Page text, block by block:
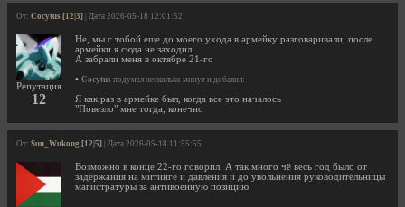
От: Cocytus [12|3] | Дата 2026-05-18 12:01:52
Репутация
12
Не, мы с тобой еще до моего ухода в армейку разговаривали, после
армейки я сюда не заходил
А забрали меня в октябре 21-го
• Cocytus подумал несколько минут и добавил:
Я как раз в армейке был, когда все это началось
"Повезло" мне тогда, конечно
От: Sun_Wukong [12|5] | Дата 2026-05-18 11:55:55
Возможно в конце 22-го говорил. А так много чё весь год было от
задержания на митинге и давления и до увольнения руководительницы
магистратуры за антивоенную позицию